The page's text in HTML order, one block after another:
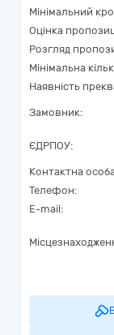
Мінімальний
Оцінка
Розгляд
Мінімальна
Наявність
Замовник:
ЄДРПОУ:
Контактна
Телефон:
E-mail: